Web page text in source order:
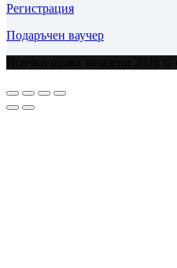
Регистрация
Подаръчен ваучер